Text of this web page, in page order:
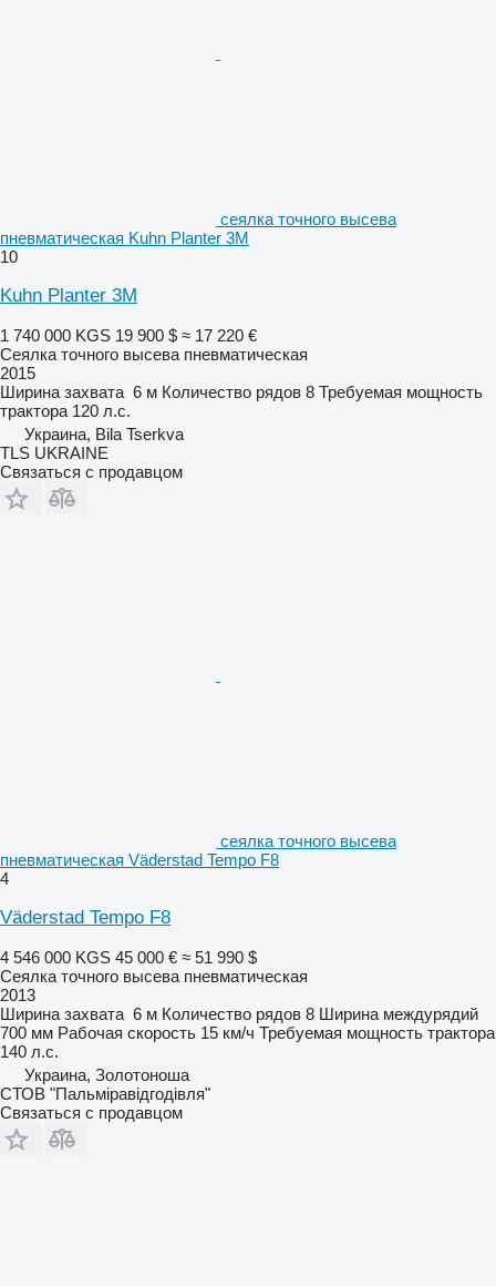
сеялка точного высева
пневматическая Kuhn Planter 3M
10
Kuhn Planter 3M
1 740 000 KGS 19 900 $ ≈ 17 220 €
Сеялка точного высева пневматическая
2015
Ширина захвата 6 м Количество рядов 8 Требуемая мощность
трактора 120 л.с.
Украина, Bila Tserkva
TLS UKRAINE
Связаться с продавцом
сеялка точного высева
пневматическая Väderstad Tempo F8
4
Väderstad Tempo F8
4 546 000 KGS 45 000 € ≈ 51 990 $
Сеялка точного высева пневматическая
2013
Ширина захвата 6 м Количество рядов 8 Ширина междурядий
700 мм Рабочая скорость 15 км/ч Требуемая мощность трактора
140 л.с.
Украина, Золотоноша
СТОВ "Пальміравідгодівля"
Связаться с продавцом